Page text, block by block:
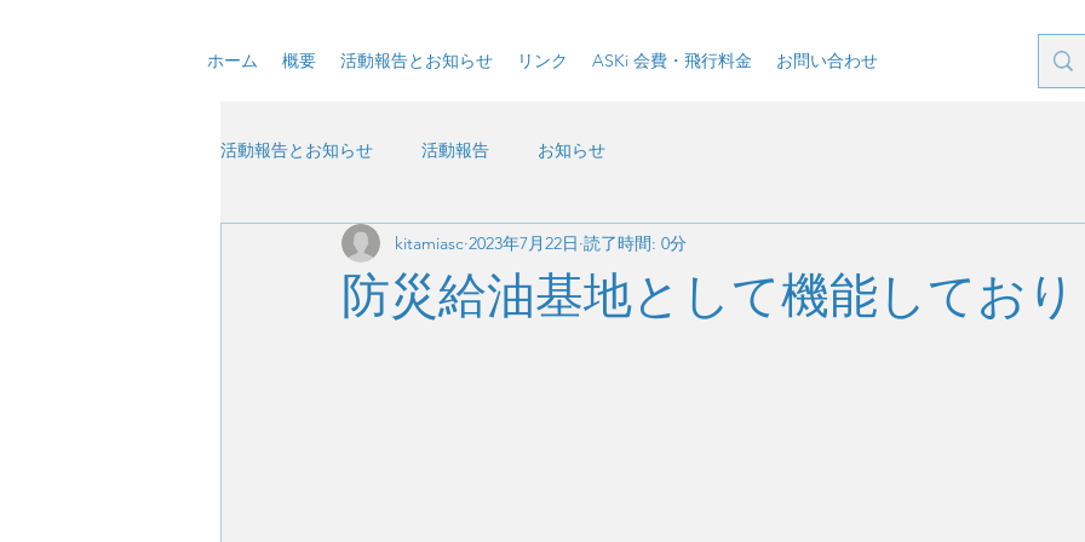
ホーム 概要 活動報告とお知らせ リンク ASKi 会費・飛行料金 お問い合わせ
活動報告とお知らせ 活動報告 お知らせ
防災給油基地として機能してお
kitamiasc 2023年7月22日 読了時間: 0分